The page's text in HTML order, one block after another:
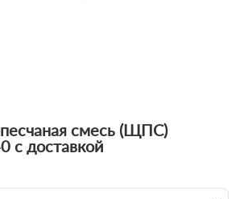
смесь (ЩПС)
с доставкой